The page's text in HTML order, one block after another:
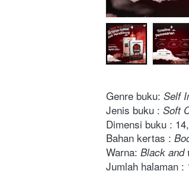
Genre buku: Self
Jenis buku : Soft
Dimensi buku :
Bahan kertas :
Warna: Black and
Jumlah halaman :